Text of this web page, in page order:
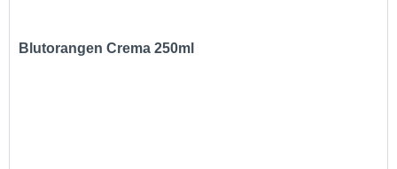
Blutorangen Crema 250ml